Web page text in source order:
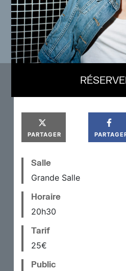
PARTAGER
Salle
Grande Salle
Horaire
20h30
Tarif
25€
Public